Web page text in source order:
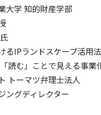
財産学部
ドスケープ活用法
で見える事業化
弁理士法人
レクター